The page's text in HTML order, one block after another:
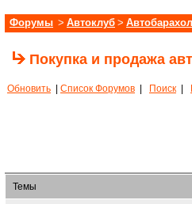
Форумы > Автоклуб >
Покупка и продажа
Обновить Список Форумов Поиск
Темы